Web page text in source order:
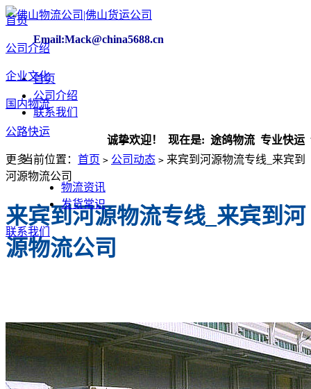
Email:Mack@china5688.cn
首页
公司介绍
联系我们
诚挚欢迎！ 现在是:途鸽物流 专业快运 诚实
首页
公司介绍
企业文化
国内物流
公路快运
更多
物流资讯
发货常识
联系我们
当前位置： 首页 > 公司动态 > ​来宾到河源物流专线_来宾到
河源物流公司
​来宾到河源物流专线_来宾到河
源物流公司